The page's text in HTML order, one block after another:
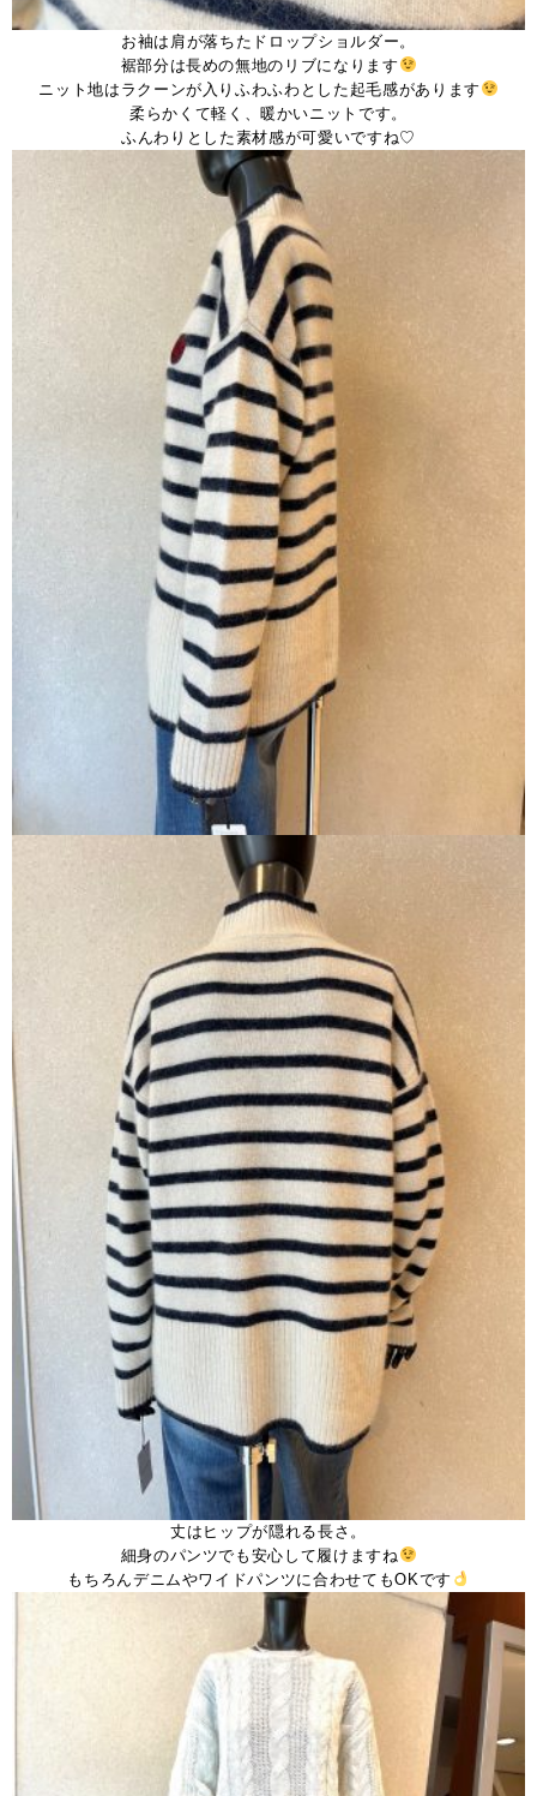
お袖は肩が落ちたドロップショルダー。
裾部分は長めの無地のリブになります
ニット地はラクーンが入りふわふわとした起毛感があります
柔らかくて軽く、暖かいニットです。
ふんわりとした素材感が可愛いですね♡
丈はヒップが隠れる長さ。
細身のパンツでも安心して履けますね
もちろんデニムやワイドパンツに合わせてもOKです